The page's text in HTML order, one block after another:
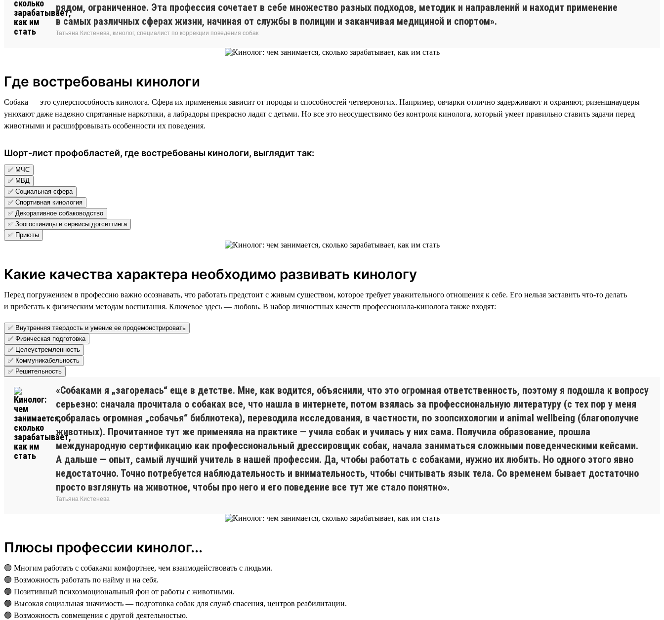
рядом, ограниченное. Эта профессия сочетает в себе множество разных подходов, методик и направлений и находит применение
в самых различных сферах жизни, начиная от службы в полиции и заканчивая медициной и спортом».
Татьяна Кистенева, кинолог, специалист по коррекции поведения собак
Где востребованы кинологи
Собака — это суперспособность кинолога. Сфера их применения зависит от породы и способностей четвероногих. Например, овчарки отлично задерживают и охраняют, ризеншнауцеры
унюхают даже надежно спрятанные наркотики, а лабрадоры прекрасно ладят с детьми. Но все это неосуществимо без контроля кинолога, который умеет правильно ставить задачи перед
животными и расшифровывать особенности их поведения.
Шорт-лист профобластей, где востребованы кинологи, выглядит так:
✅ МЧС
✅ МВД
✅ Социальная сфера
✅ Спортивная кинология
✅ Декоративное собаководство
✅ Зоогостиницы и сервисы догситтинга
✅ Приюты
Какие качества характера необходимо развивать кинологу
Перед погружением в профессию важно осознавать, что работать предстоит с живым существом, которое требует уважительного отношения к себе. Его нельзя заставить что-то делать
и прибегать к физическим методам воспитания. Ключевое здесь — любовь. В набор личностных качеств профессионала-кинолога также входят:
✅ Внутренняя твердость и умение ее продемонстрировать
✅ Физическая подготовка
✅ Целеустремленность
✅ Коммуникабельность
✅ Решительность
«Собаками я „загорелась“ еще в детстве. Мне, как водится, объяснили, что это огромная ответственность, поэтому я подошла к вопросу
серьезно: сначала прочитала о собаках все, что нашла в интернете, потом взялась за профессиональную литературу (с тех пор у меня
собралась огромная „собачья“ библиотека), переводила исследования, в частности, по зоопсихологии и animal wellbeing (благополучие
животных). Прочитанное тут же применяла на практике — учила собак и училась у них сама. Получила образование, прошла
международную сертификацию как профессиональный дрессировщик собак, начала заниматься сложными поведенческими кейсами.
А дальше — опыт, самый лучший учитель в нашей профессии. Да, чтобы работать с собаками, нужно их любить. Но одного этого явно
недостаточно. Точно потребуется наблюдательность и внимательность, чтобы считывать язык тела. Со временем бывает достаточно
просто взглянуть на животное, чтобы про него и его поведение все тут же стало понятно».
Татьяна Кистенева
Плюсы профессии кинолог...
🟢 Многим работать с собаками комфортнее, чем взаимодействовать с людьми.
🟢 Возможность работать по найму и на себя.
🟢 Позитивный психоэмоциональный фон от работы с животными.
🟢 Высокая социальная значимость — подготовка собак для служб спасения, центров реабилитации.
🟢 Возможность совмещения с другой деятельностью.